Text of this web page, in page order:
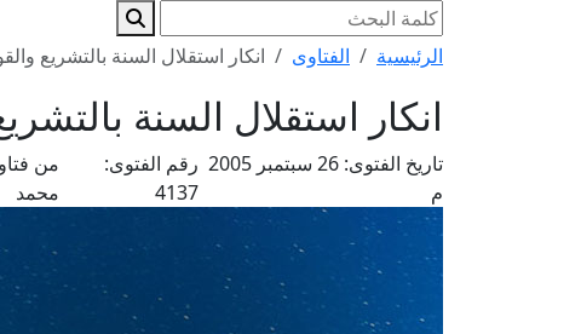
الرئيسية الفتاوى انكار استقلال السنة بالتشريع
انكار استقلال السنة
تاريخ الفتوى:
26 سبتمبر 2005
م
رقم الفتوى:
4137
من
محمد